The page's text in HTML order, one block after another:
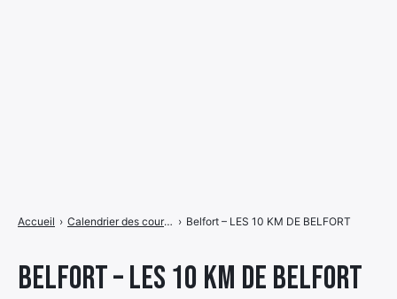
Belfort – LES 10 KM DE BELFORT
Accueil › Calendrier des courses › Belfort – LES 10 KM DE BELFORT
de
ÉlémentÉlément